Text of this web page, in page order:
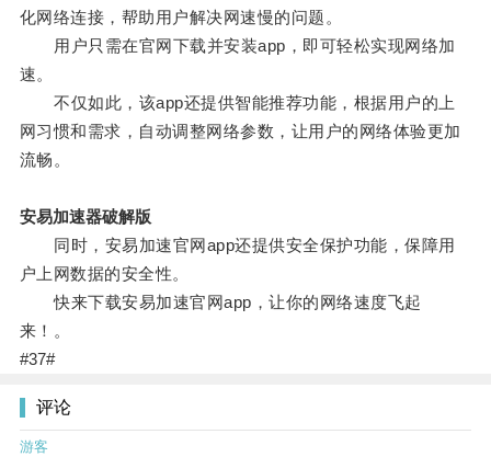
化网络连接，帮助用户解决网速慢的问题。
用户只需在官网下载并安装app，即可轻松实现网络加
速。
不仅如此，该app还提供智能推荐功能，根据用户的上
网习惯和需求，自动调整网络参数，让用户的网络体验更加
流畅。
安易加速器破解版
同时，安易加速官网app还提供安全保护功能，保障用
户上网数据的安全性。
快来下载安易加速官网app，让你的网络速度飞起
来！。
#37#
评论
游客